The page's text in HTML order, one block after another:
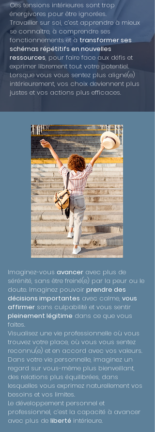
Ces tensions intérieures sont trop
énergivores pour être ignorées.
Travailler sur soi, c’est apprendre à mieux
se connaître, à comprendre ses
fonctionnements et à transformer ses
schémas répétitifs en nouvelles
ressources, pour faire face aux défis et
exprimer librement tout votre potentiel.
Lorsque vous vous sentez plus aligné(e)
intérieurement, vos choix deviennent plus
justes et vos actions plus efficaces.
Imaginez-vous avancer avec plus de
sérénité, sans être freiné(e) par la peur ou le
doute. Imaginez pouvoir prendre des
décisions importantes avec calme, vous
affirmer sans culpabilité et vous sentir
pleinement légitime dans ce que vous
faites.
Visualisez une vie professionnelle où vous
trouvez votre place, où vous vous sentez
reconnu(e) et en accord avec vos valeurs.
Dans votre vie personnelle, imaginez un
regard sur vous-même plus bienveillant,
des relations plus équilibrées, dans
lesquelles vous exprimez naturellement vos
besoins et vos limites.
Le développement personnel et
professionnel, c’est la capacité à avancer
avec plus de liberté intérieure.